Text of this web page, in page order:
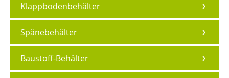
Klappbodenbehälter
Spänebehälter
Baustoff-Behälter